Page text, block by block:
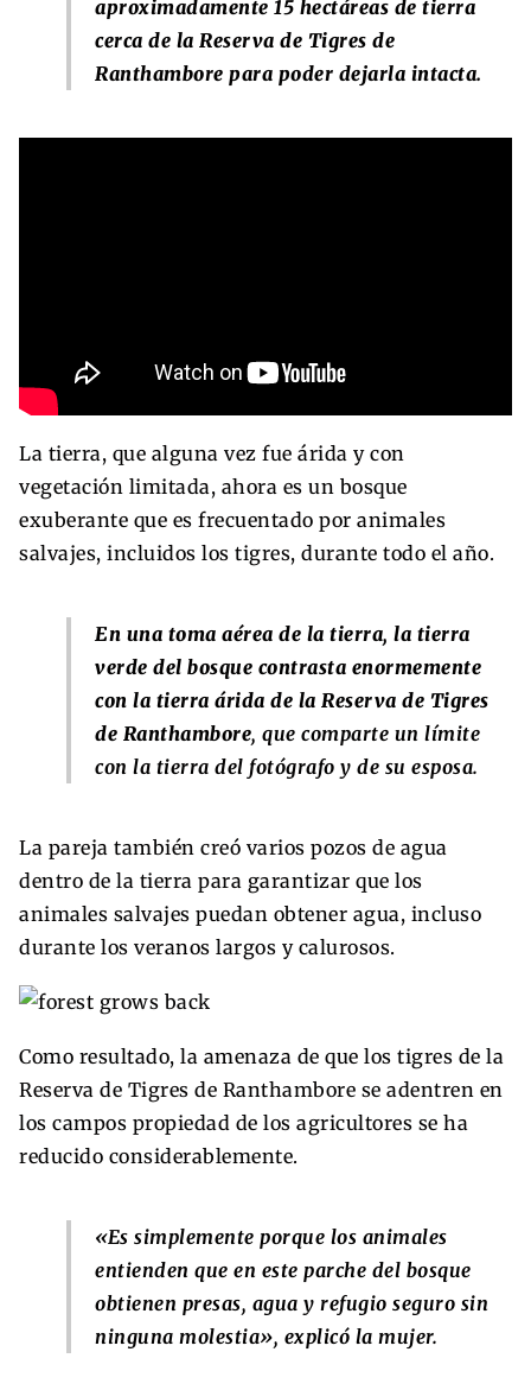
aproximadamente 15 hectáreas de tierra
cerca de la Reserva de Tigres de
Ranthambore para poder dejarla intacta.
La tierra, que alguna vez fue árida y con
vegetación limitada, ahora es un bosque
exuberante que es frecuentado por animales
salvajes, incluidos los tigres, durante todo el año.
En una toma aérea de la tierra, la tierra
verde del bosque contrasta enormemente
con la tierra árida de la Reserva de Tigres
de Ranthambore, que comparte un límite
con la tierra del fotógrafo y de su esposa.
La pareja también creó varios pozos de agua
dentro de la tierra para garantizar que los
animales salvajes puedan obtener agua, incluso
durante los veranos largos y calurosos.
Como resultado, la amenaza de que los tigres de la
Reserva de Tigres de Ranthambore se adentren en
los campos propiedad de los agricultores se ha
reducido considerablemente.
«Es simplemente porque los animales
entienden que en este parche del bosque
obtienen presas, agua y refugio seguro sin
ninguna molestia», explicó la mujer.